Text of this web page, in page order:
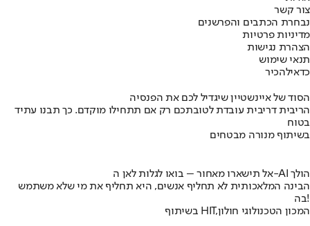
צור קשר
נבחרת הכתבים והפרשנים
מדיניות פרטיות
הצהרת נגישות
תנאי שימוש
כדאילהכיר
הסוד של איינשטיין שיגדיל לכם את הפנסיה
הריבית דריבית עובדת לטובתכם רק אם תתחילו מוקדם. כך תבנו עתיד
בטוח
בשיתוף מנורה מבטחים
אל תישארו מאחור – בואו לגלות לאן ה-AI הולך
הבינה המלאכותית לא תחליף אנשים, היא תחליף את מי שלא משתמש
בה!
בשיתוף HIT,המכון הטכנולוגי חולון